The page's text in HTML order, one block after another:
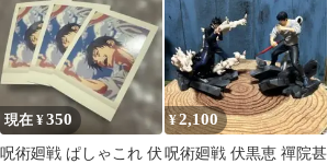
現在 ¥350
呪術廻戦 ぱしゃこれ 伏
¥2,100
呪術廻戦 伏黒恵 禪院甚